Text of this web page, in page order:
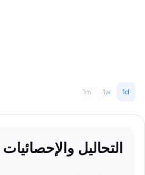
1d
1w
1m
التحاليل والإحصائيات